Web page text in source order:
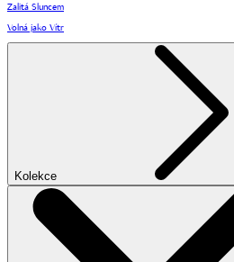
Zalitá Sluncem
Volná jako Vítr
Kolekce